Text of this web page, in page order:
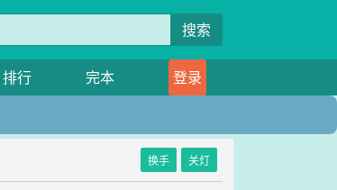
搜索
排行 完本
登录
换手 关灯